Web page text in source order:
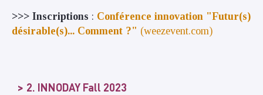
>>> Inscriptions : Conférence innovation "Futur(s)
désirable(s)... Comment ?" (weezevent.com)
2. INNODAY Fall 2023